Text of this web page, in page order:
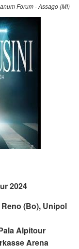
Forum - Assago (MI)
2024
(Bo), Unipol
Alpitour
Arena